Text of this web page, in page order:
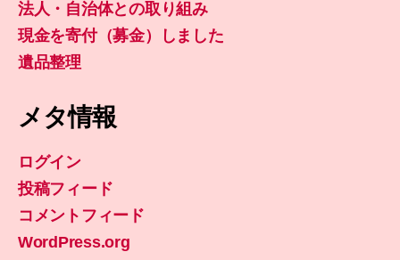
法人・自治体との取り組み
現金を寄付（募金）しました
遺品整理
メタ情報
ログイン
投稿フィード
コメントフィード
WordPress.org